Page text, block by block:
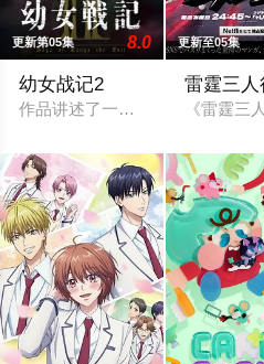
更新第05集 8.0
幼女战记2
作品讲述了一位精英上班族转生
更新至05集
雷霆三人
《雷霆三